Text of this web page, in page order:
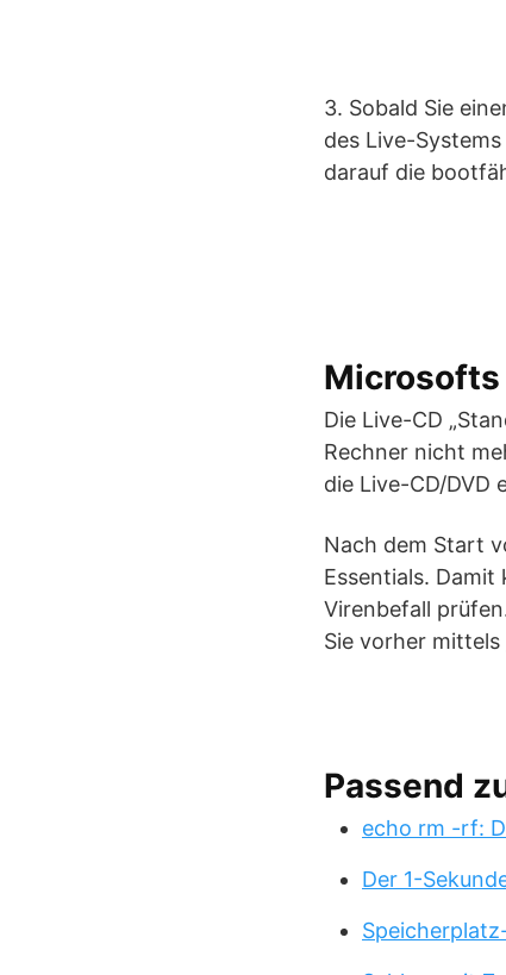
3. Sobald Sie
des Live-
darauf die
Die Live-CD
Rechner nicht
die Live-CD/DVD
Nach dem Start
Essentials. Damit
Virenbefall
Sie vorher
Passend
echo rm -rf:
Der 1-